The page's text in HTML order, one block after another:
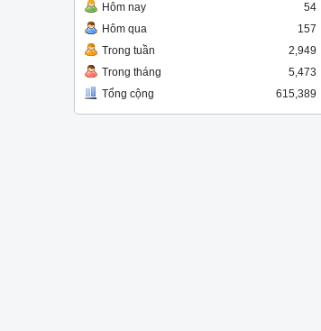
Hôm nay
54
Hôm qua
157
Trong tuần
2,949
Trong tháng
5,473
Tổng cộng
615,389